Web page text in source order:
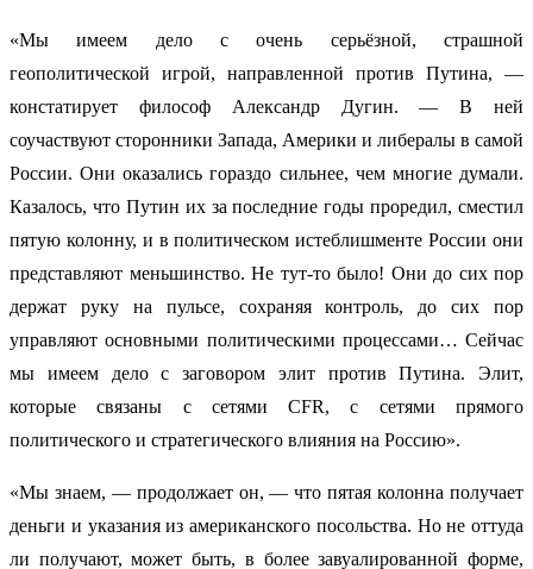
«Мы имеем дело с очень серьёзной, страшной
геополитической игрой, направленной против Путина, —
констатирует философ Александр Дугин. — В ней
соучаствуют сторонники Запада, Америки и либералы в самой
России. Они оказались гораздо сильнее, чем многие думали.
Казалось, что Путин их за последние годы проредил, сместил
пятую колонну, и в политическом истеблишменте России они
представляют меньшинство. Не тут-то было! Они до сих пор
держат руку на пульсе, сохраняя контроль, до сих пор
управляют основными политическими процессами… Сейчас
мы имеем дело с заговором элит против Путина. Элит,
которые связаны с сетями CFR, с сетями прямого
политического и стратегического влияния на Россию».
«Мы знаем, — продолжает он, — что пятая колонна получает
деньги и указания из американского посольства. Но не оттуда
ли получают, может быть, в более завуалированной форме,